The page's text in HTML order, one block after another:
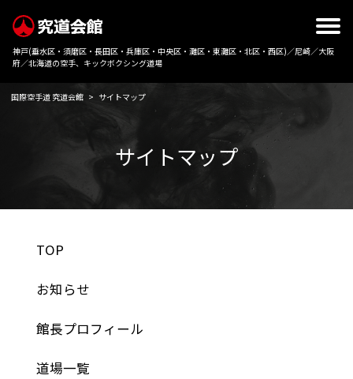
神戸(垂水区・須磨区・長田区・兵庫区・中央区・灘区・東灘区・北区・西区)／尼崎／大阪
府／北海道の空手、キックボクシング道場
国際空手道 究道会館 > サイトマップ
サイトマップ
TOP
お知らせ
館長プロフィール
道場一覧